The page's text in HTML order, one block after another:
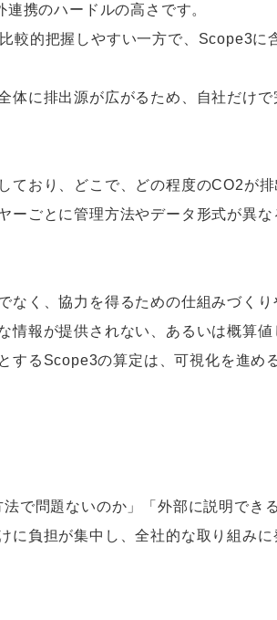
携のハードルの高さです。
較的把握しやすい一方で、Scope3に
に排出源が広がるため、自社だけで
ており、どこで、どの程度のCO2が
ーごとに管理方法やデータ形式が異な
なく、協力を得るための仕組みづくり
情報が提供されない、あるいは概算値
するScope3の算定は、可視化を進め
で問題ないのか」「外部に説明できる
負担が集中し、全社的な取り組みに